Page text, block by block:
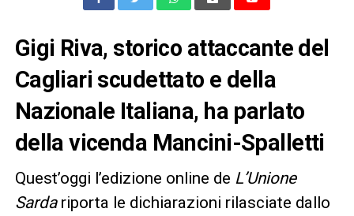
Gigi Riva, storico attaccante del
Cagliari scudettato e della
Nazionale Italiana, ha parlato
della vicenda Mancini-Spalletti
Quest’oggi l’edizione online de L’Unione
Sardariporta le dichiarazioni rilasciate dallo